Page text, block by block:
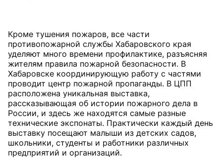
Кроме тушения пожаров, все части
противопожарной службы Хабаровского края
уделяют много времени профилактике, разъясняя
жителям правила пожарной безопасности. В
Хабаровске координирующую работу с частями
проводит центр пожарной пропаганды. В ЦПП
расположена уникальная выставка,
рассказывающая об истории пожарного дела в
России, и здесь же находятся самые разные
технические экспонаты. Практически каждый день
выставку посещают малыши из детских садов,
школьники, студенты и работники различных
предприятий и организаций.